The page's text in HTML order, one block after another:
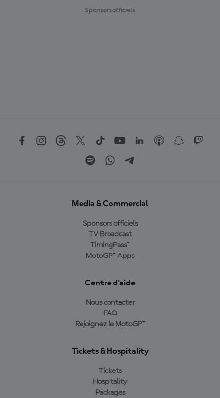
Sponsors officiels
Media & Commercial
Sponsors officiels
TV Broadcast
TimingPass™
MotoGP™ Apps
Centre d'aide
Nous contacter
FAQ
Rejoignez le MotoGP™
Tickets & Hospitality
Tickets
Hospitality
Packages